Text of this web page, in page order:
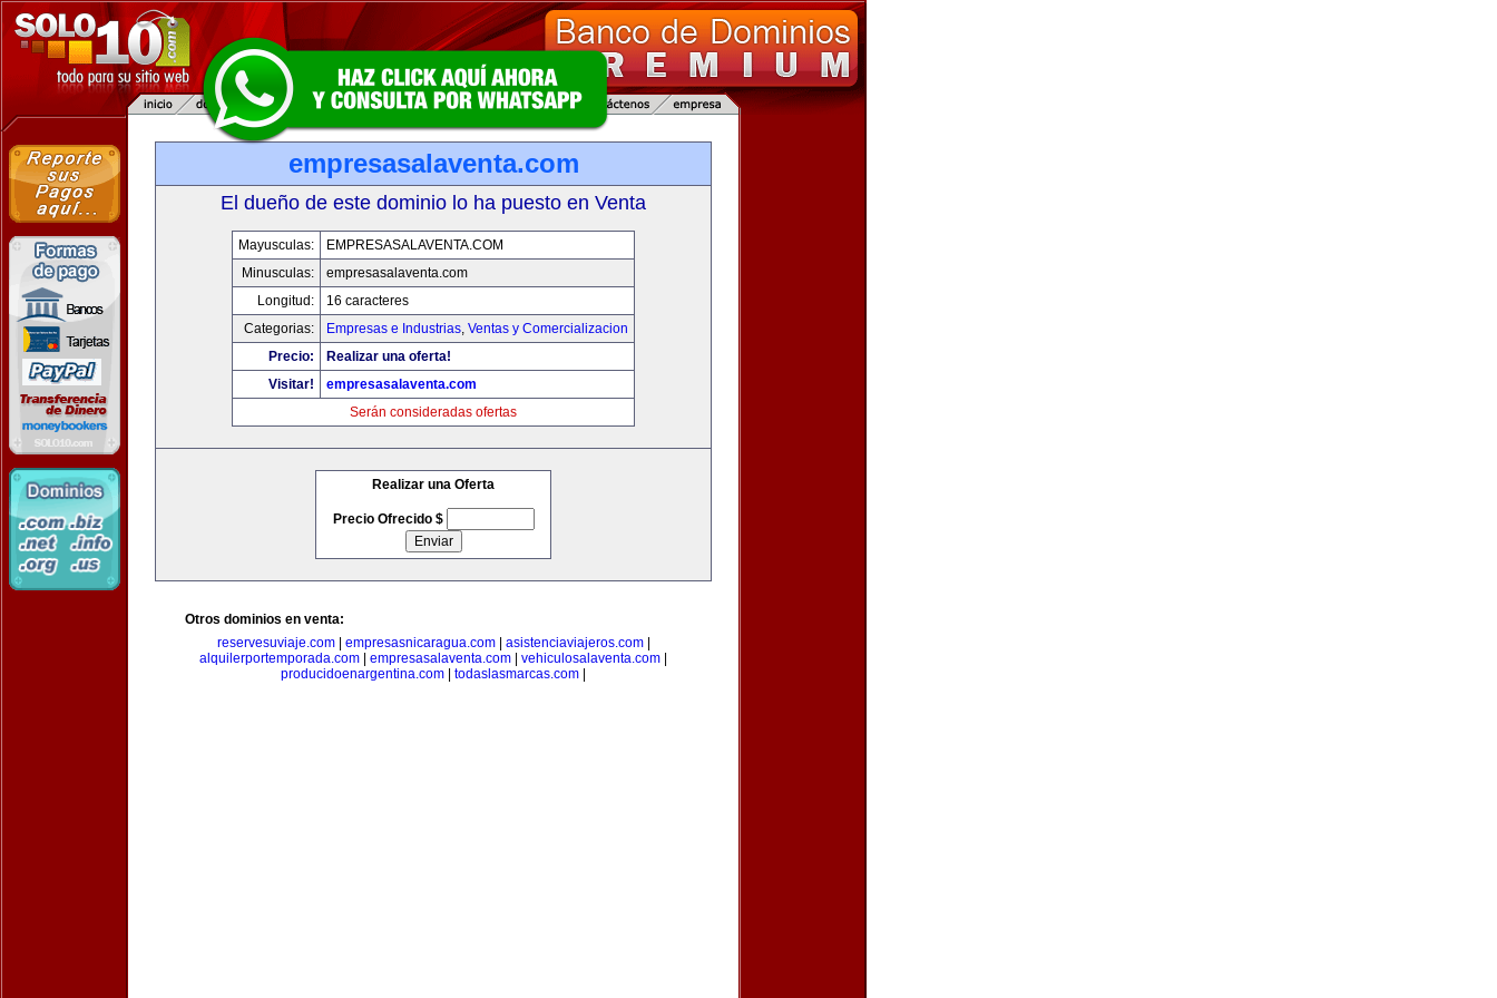
empresasalaventa.com
El dueño de este dominio lo ha puesto en Venta
Mayusculas:
EMPRESASALAVENTA.COM
Minusculas:
empresasalaventa.com
Longitud:
16 caracteres
Categorias:
Empresas e Industrias, Ventas y Comercializacion
Precio:
Realizar una oferta!
Visitar!
empresasalaventa.com
Serán consideradas ofertas
Realizar una Oferta
Precio Ofrecido $
Otros dominios en venta:
reservesuviaje.com| empresasnicaragua.com| asistenciaviajeros.com|
alquilerportemporada.com
empresasalaventa.com vehiculosalaventa.com
producidoenargentina.com
todaslasmarcas.com